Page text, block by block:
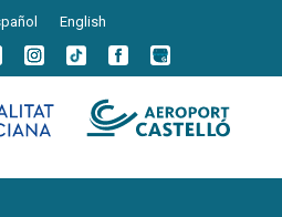
English